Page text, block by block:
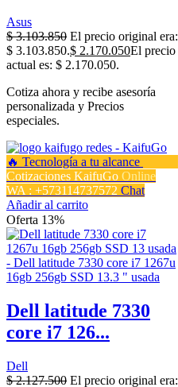
Asus
$3.103.850 El precio original era:
$ 3.103.850.$ 2.170.050El precio
actual es: $ 2.170.050.
Cotiza ahora y recibe asesoría
personalizada y Precios
especiales.
Cotizaciones KaifuGo Online
WA : +573114737572 Chat
Añadir al carrito
Oferta 13%
Dell latitude 7330
core i7 126...
Dell
$2.127.500 El precio original era: